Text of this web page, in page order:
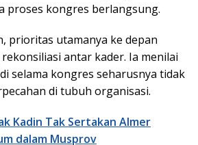
proses kongres berlangsung.
prioritas utamanya ke depan
antar kader. Ia menilai
selama kongres seharusnya tidak
di tubuh organisasi.
Kadin Tak Sertakan Almer
dalam Musprov